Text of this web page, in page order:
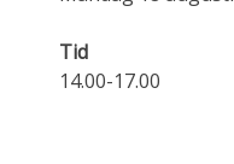
Tid
14.00-17.00